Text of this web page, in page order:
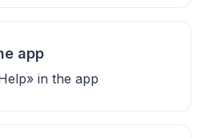
app
in the app